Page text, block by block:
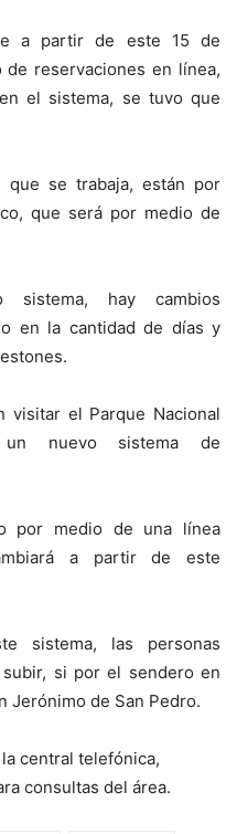
a partir de este 15 de
reservaciones en línea,
el sistema, se tuvo que
se trabaja, están por
que será por medio de
sistema, hay cambios
en la cantidad de días y
visitar el Parque Nacional
un nuevo sistema de
por medio de una línea
a partir de este
sistema, las personas
si por el sendero en
Jerónimo de San Pedro.
central telefónica,
consultas del área.